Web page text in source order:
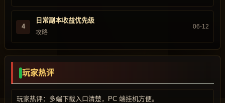
4
日常副本收益优先级
攻略
06-12
玩家热评
玩家热评：多端下载入口清楚，PC 端挂机方便。